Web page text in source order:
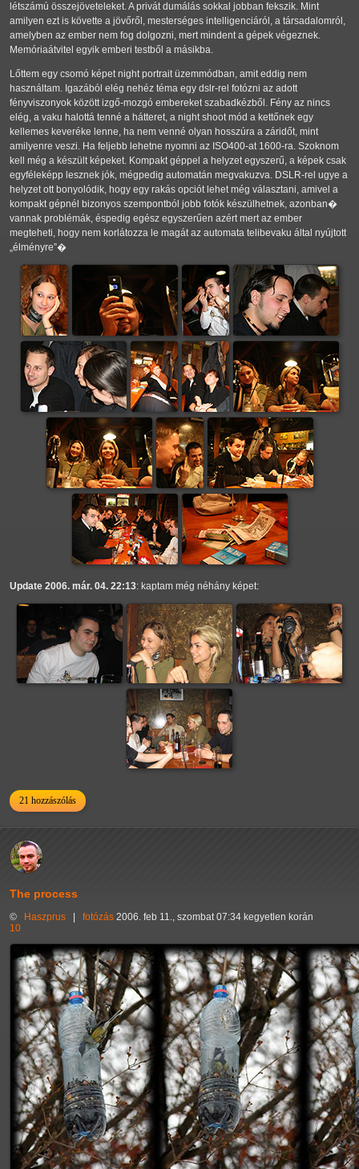
létszámú összejöveteleket. A privát dumálás sokkal jobban fekszik. Mint
amilyen ezt is követte a jövőről, mesterséges intelligenciáról, a társadalomról,
amelyben az ember nem fog dolgozni, mert mindent a gépek végeznek.
Memóriaátvitel egyik emberi testből a másikba.
Lőttem egy csomó képet night portrait üzemmódban, amit eddig nem
használtam. Igazából elég nehéz téma egy dslr-rel fotózni az adott
fényviszonyok között izgő-mozgó embereket szabadkézből. Fény az nincs
elég, a vaku halottá tenné a hátteret, a night shoot mód a kettőnek egy
kellemes keveréke lenne, ha nem venné olyan hosszúra a záridőt, mint
amilyenre veszi. Ha feljebb lehetne nyomni az ISO400-at 1600-ra. Szoknom
kell még a készült képeket. Kompakt géppel a helyzet egyszerű, a képek csak
egyféleképp lesznek jók, mégpedig automatán megvakuzva. DSLR-rel ugye a
helyzet ott bonyolódik, hogy egy rakás opciót lehet még választani, amivel a
kompakt gépnél bizonyos szempontból jobb fotók készülhetnek, azonban�
vannak problémák, éspedig egész egyszerűen azért mert az ember
megteheti, hogy nem korlátozza le magát az automata telibevaku által nyújtott
élményre �
Update 2006. már. 04. 22:13: kaptam még néhány képet:
21 hozzászólás
The process
© Haszprus fotózás 2006. feb 11., szombat 07:34 kegyetlen korán
10